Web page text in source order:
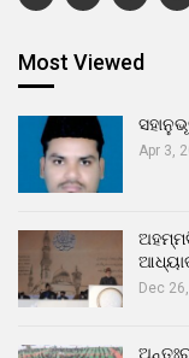
Most Viewed
Apr 3,
Dec